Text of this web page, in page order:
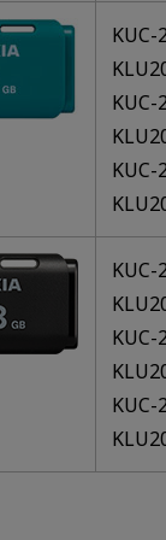
KUC-
KUC-
KUC-
KUC-
KUC-
KUC-